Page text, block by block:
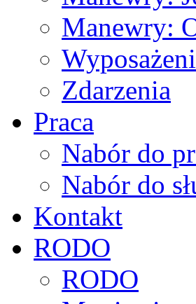
Manewry:
Zdarzenia
Praca
Nabór do
Nabór do
Kontakt
RODO
RODO